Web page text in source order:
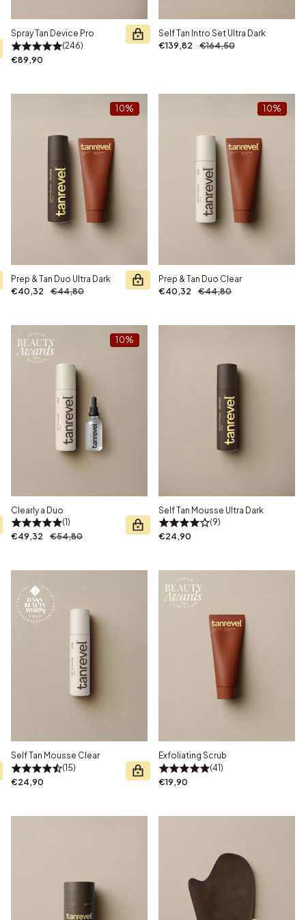
Spray Tan Device Pro
246
€89,90
Self Tan Intro Set Ultra Dark
€139,82
€164,50
10%
Prep & Tan Duo Ultra Dark
€40,32
€44,80
10%
Prep & Tan Duo Clear
€40,32
€44,80
10%
Clearly a Duo
1
€49,32
€54,80
Self Tan Mousse Ultra Dark
9
€24,90
Self Tan Mousse Clear
15
€24,90
Exfoliating Scrub
41
€19,90